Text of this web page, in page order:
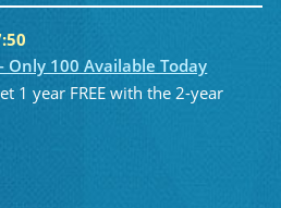
Only 100 Available Today
1 year FREE with the 2-year